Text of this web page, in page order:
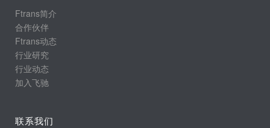
Ftrans简介
合作伙伴
Ftrans动态
行业研究
行业动态
加入飞驰
联系我们